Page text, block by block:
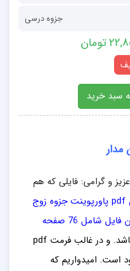
جزوه درسی
تومان
سبد خرید
و گرامی: فایلی که هم
فایل pdf پاورپوینت جزوه زوج
شامل 76 صفحه
جزوه بسیار ارزشمند و مفید می باشد. و در غالب فرمت pdf
است. امیدواریم که